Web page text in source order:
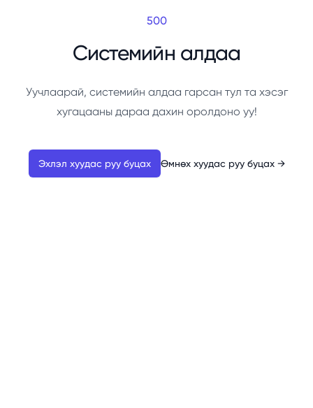
500
Системийн алдаа
Уучлаарай, системийн алдаа гарсан тул та хэсэг
хугацааны дараа дахин оролдоно уу!
Эхлэл хуудас руу буцах Өмнөх хуудас руу буцах →